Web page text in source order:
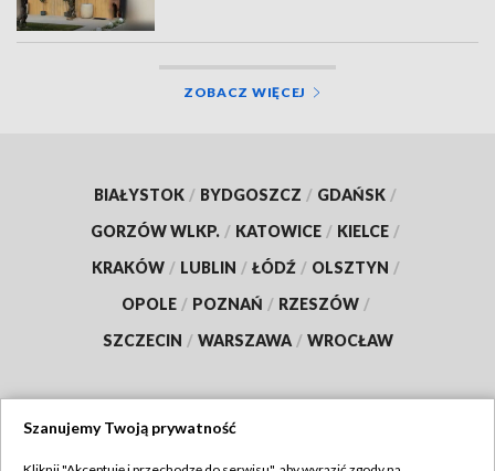
ZOBACZ WIĘCEJ
BIAŁYSTOK / BYDGOSZCZ / GDAŃSK /
GORZÓW WLKP. / KATOWICE / KIELCE /
KRAKÓW / LUBLIN / ŁÓDŹ / OLSZTYN /
OPOLE / POZNAŃ / RZESZÓW /
SZCZECIN / WARSZAWA / WROCŁAW
Szanujemy Twoją prywatność